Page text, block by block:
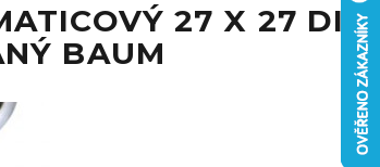
27 X 27 DIN
BAUM